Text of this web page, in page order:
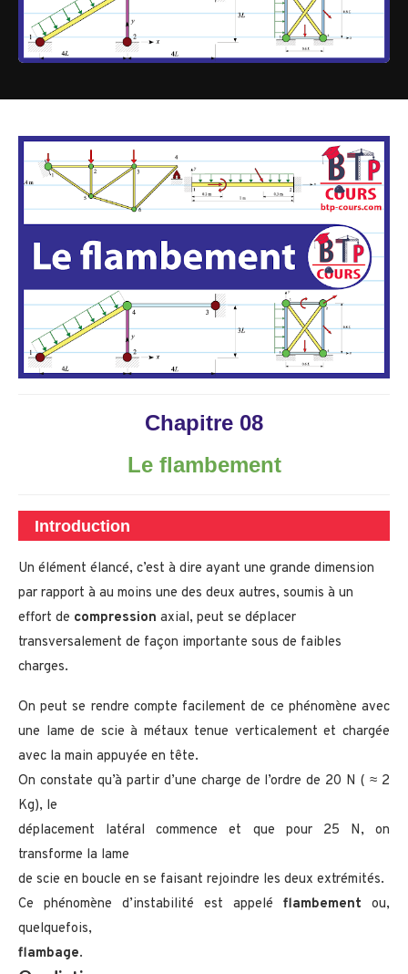
Chapitre 08
Le flambement
Introduction
Un élément élancé, c’est à dire ayant une grande dimension
par rapport à au moins une des deux autres, soumis à un
effort de compression axial, peut se déplacer
transversalement de façon importante sous de faibles
charges.
On peut se rendre compte facilement de ce phénomène avec
une lame de scie à métaux tenue verticalement et chargée
avec la main appuyée en tête.
On constate qu’à partir d’une charge de l’ordre de 20 N ( ≈ 2
Kg), le
déplacement latéral commence et que pour 25 N, on
transforme la lame
de scie en boucle en se faisant rejoindre les deux extrémités.
Ce phénomène d’instabilité est appelé flambement ou,
quelquefois,
flambage.